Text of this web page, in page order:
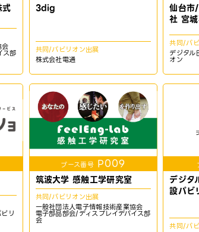
式
ス部
3dig
共同/パビリオン出展
株式会社電通
仙台市
社 宮
共同/パ
デジタル
オン
リ
ブース番号P009
筑波大学 感触工学研究室
共同/パビリオン出展
一般社団法人電子情報技術産業協会
電子部品部会/ディスプレイデバイス部
会
デジタ
設パビ
共同/パ